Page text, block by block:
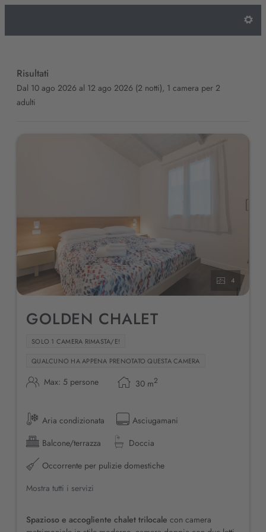
Risultati
Dal 10 ago 2026 al 12 ago 2026 (2 notti), 1 camera per 2
adulti
4
GOLDEN CHALET
SOLO 1 CAMERA RIMASTA/E!
QUALCUNO HA APPENA PRENOTATO QUESTA CAMERA
Max: 5 persone 30 m2
Aria condizionata
Asciugamani
Balcone/terrazza
Doccia
Occorrente per pulizie domestiche
Mostra tutti i servizi
Spazioso e accogliente chalet trilocale con camera